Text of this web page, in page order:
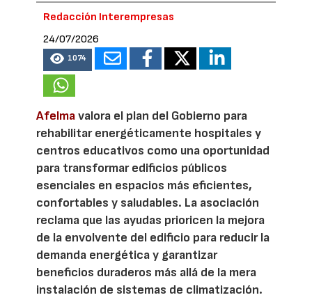
Redacción Interempresas
24/07/2026
1074
Afelmavalora el plan del Gobierno para
rehabilitar energéticamente hospitales y
centros educativos como una oportunidad
para transformar edificios públicos
esenciales en espacios más eficientes,
confortables y saludables. La asociación
reclama que las ayudas prioricen la mejora
de la envolvente del edificio para reducir la
demanda energética y garantizar
beneficios duraderos más allá de la mera
instalación de sistemas de climatización.